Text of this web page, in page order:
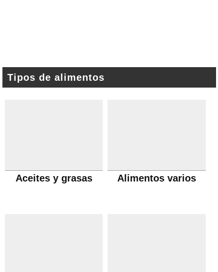
Tipos de alimentos
Aceites y grasas Alimentos varios